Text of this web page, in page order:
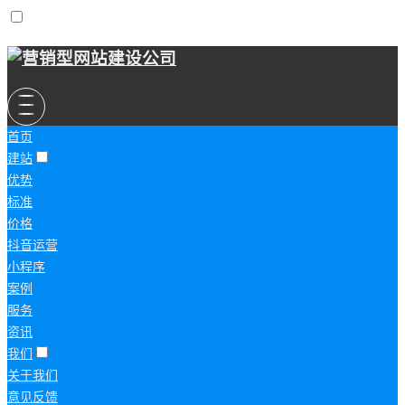
首页
建站
优势
标准
价格
抖音运营
小程序
案例
服务
资讯
我们
关于我们
意见反馈